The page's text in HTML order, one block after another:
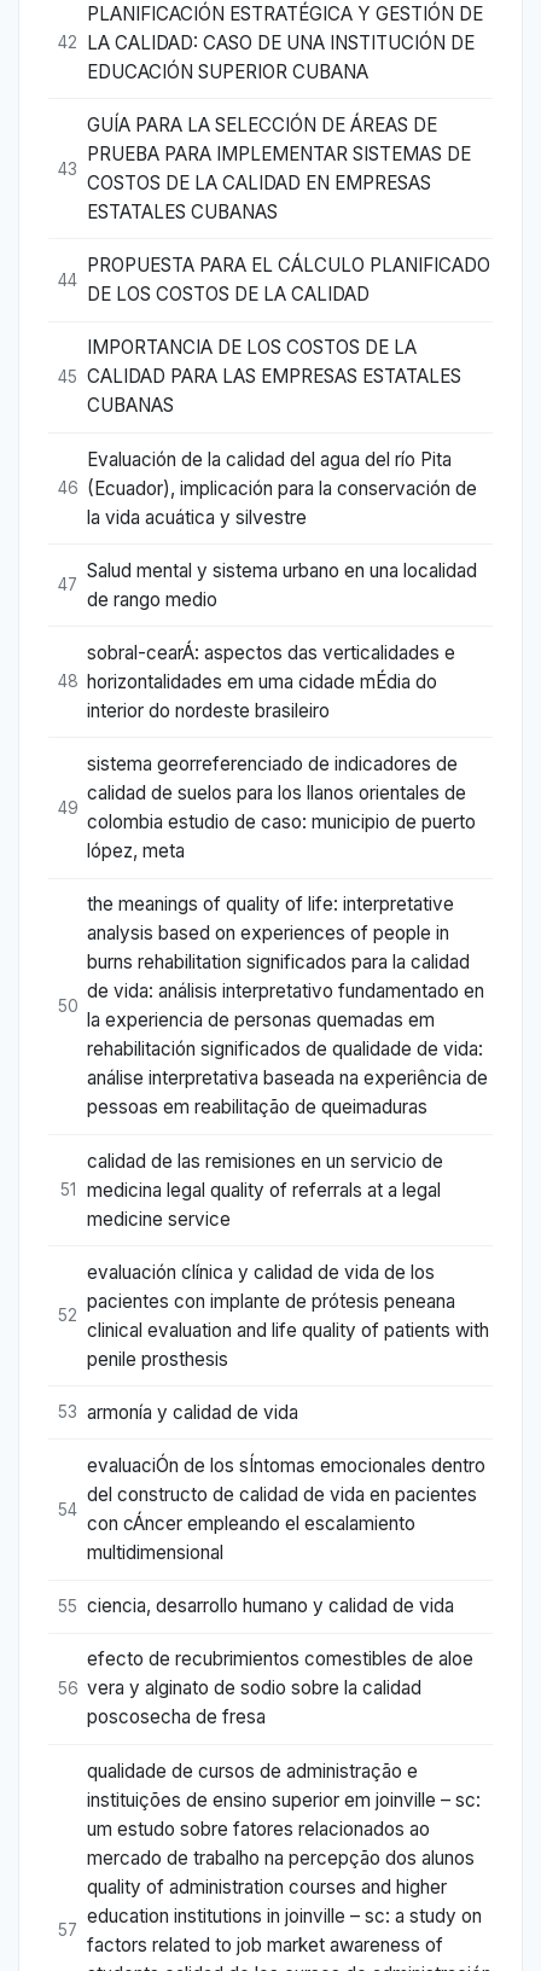
42
PLANIFICACIÓN ESTRATÉGICA Y GESTIÓN DE
LA CALIDAD: CASO DE UNA INSTITUCIÓN DE
EDUCACIÓN SUPERIOR CUBANA
43
GUÍA PARA LA SELECCIÓN DE ÁREAS DE
PRUEBA PARA IMPLEMENTAR SISTEMAS DE
COSTOS DE LA CALIDAD EN EMPRESAS
ESTATALES CUBANAS
44
PROPUESTA PARA EL CÁLCULO PLANIFICADO
DE LOS COSTOS DE LA CALIDAD
45
IMPORTANCIA DE LOS COSTOS DE LA
CALIDAD PARA LAS EMPRESAS ESTATALES
CUBANAS
46
Evaluación de la calidad del agua del río Pita
(Ecuador), implicación para la conservación de
la vida acuática y silvestre
47
Salud mental y sistema urbano en una localidad
de rango medio
48
sobral-cearÁ: aspectos das verticalidades e
horizontalidades em uma cidade mÉdia do
interior do nordeste brasileiro
49
sistema georreferenciado de indicadores de
calidad de suelos para los llanos orientales de
colombia estudio de caso: municipio de puerto
lópez, meta
50
the meanings of quality of life: interpretative
analysis based on experiences of people in
burns rehabilitation significados para la calidad
de vida: análisis interpretativo fundamentado en
la experiencia de personas quemadas em
rehabilitación significados de qualidade de vida:
análise interpretativa baseada na experiência de
pessoas em reabilitação de queimaduras
51
calidad de las remisiones en un servicio de
medicina legal quality of referrals at a legal
medicine service
52
evaluación clínica y calidad de vida de los
pacientes con implante de prótesis peneana
clinical evaluation and life quality of patients with
penile prosthesis
53 armonía y calidad de vida
54
evaluaciÓn de los sÍntomas emocionales dentro
del constructo de calidad de vida en pacientes
con cÁncer empleando el escalamiento
multidimensional
55 ciencia, desarrollo humano y calidad de vida
56
efecto de recubrimientos comestibles de aloe
vera y alginato de sodio sobre la calidad
poscosecha de fresa
57
qualidade de cursos de administração e
instituições de ensino superior em joinville – sc:
um estudo sobre fatores relacionados ao
mercado de trabalho na percepção dos alunos
quality of administration courses and higher
education institutions in joinville – sc: a study on
factors related to job market awareness of